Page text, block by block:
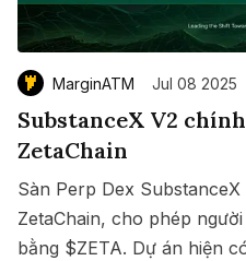
MarginATM Jul 08 2025
SubstanceX V2
ZetaChain
Sàn Perp Dex
ZetaChain, cho phép
bằng $ZETA. Dự án hiện